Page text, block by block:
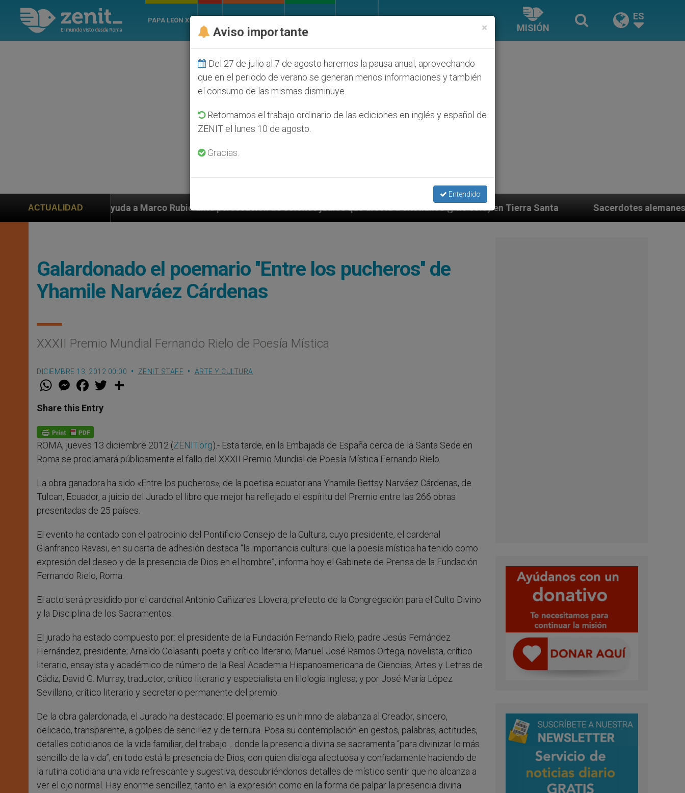
PAPA LEÓN XIV
MISIÓN
ES
ACTUALIDAD
a Marco Rubio ante persecución de colonos judíos que afecta a cristianos (y no sólo) en Tierra Santa Sacerdotes alemanes fieles al Papa
Galardonado el poemario ''Entre los pucheros'' de
Yhamile Narváez Cárdenas
XXXII Premio Mundial Fernando Rielo de Poesía Mística
DICIEMBRE 13, 2012 00:00 ZENIT STAFF ARTE Y CULTURA
W
t
s
p
p
M
e
s
e
g
e
r
F
a
e
b
o
k
w
Share this Entry
ROMA, jueves 13 diciembre 2012 (ZENIT.org).- Esta tarde, en la Embajada de España cerca de la Santa Sede en
Roma se proclamará públicamente el fallo del XXXII Premio Mundial de Poesía Mística Fernando Rielo.
La obra ganadora ha sido «Entre los pucheros», de la poetisa ecuatoriana Yhamile Bettsy Narváez Cárdenas, de
Tulcan, Ecuador, a juicio del Jurado el libro que mejor ha reflejado el espíritu del Premio entre las 266 obras
presentadas de 25 países.
El evento ha contado con el patrocinio del Pontificio Consejo de la Cultura, cuyo presidente, el cardenal
Gianfranco Ravasi, en su carta de adhesión destaca “la importancia cultural que la poesía mística ha tenido como
expresión del deseo y de la presencia de Dios en el hombre”, informa hoy el Gabinete de Prensa de la Fundación
Fernando Rielo, Roma.
El acto será presidido por el cardenal Antonio Cañizares Llovera, prefecto de la Congregación para el Culto Divino
y la Disciplina de los Sacramentos.
El jurado ha estado compuesto por: el presidente de la Fundación Fernando Rielo, padre Jesús Fernández
Hernández, presidente; Arnaldo Colasanti, poeta y crítico literario; Manuel José Ramos Ortega, novelista, crítico
literario, ensayista y académico de número de la Real Academia Hispanoamericana de Ciencias, Artes y Letras de
Cádiz; David G. Murray, traductor, crítico literario y especialista en filología inglesa; y por José María López
Sevillano, crítico literario y secretario permanente del premio.
De la obra galardonada, el Jurado ha destacado: El poemario es un himno de alabanza al Creador, sincero,
delicado, transparente, a golpes de sencillez y de ternura. Posa su contemplación en gestos, palabras, actitudes,
detalles cotidianos de la vida familiar, del trabajo… donde la presencia divina se sacramenta “para divinizar lo más
sencillo de la vida”; en todo está la presencia de Dios, con quien dialoga afectuosa y confiadamente haciendo de
la rutina cotidiana una vida refrescante y sugestiva, descubriéndonos detalles de místico sentir que no alcanza a
ver el ojo normal. Hay enorme sencillez, tanto en la expresión como en la forma de palpar la presencia divina
×
Aviso importante
Del 27 de julio al 7 de agosto haremos la pausa anual, aprovechando
que en el periodo de verano se generan menos informaciones y también
el consumo de las mismas disminuye.
Retomamos el trabajo ordinario de las ediciones en inglés y español de
ZENIT el lunes 10 de agosto.
Gracias.
Entendido